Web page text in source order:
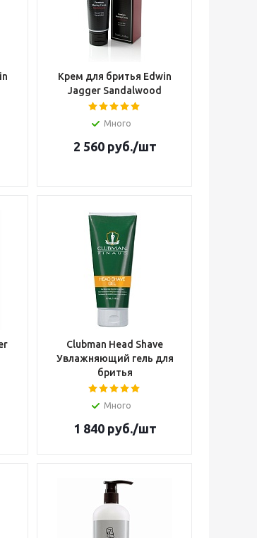
Крем для бритья Edwin
Jagger Sandalwood
Много
2 560руб./шт
Clubman Head Shave
Увлажняющий гель для
бритья
Много
1 840руб./шт